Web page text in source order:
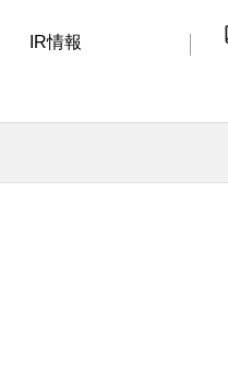
IR情報